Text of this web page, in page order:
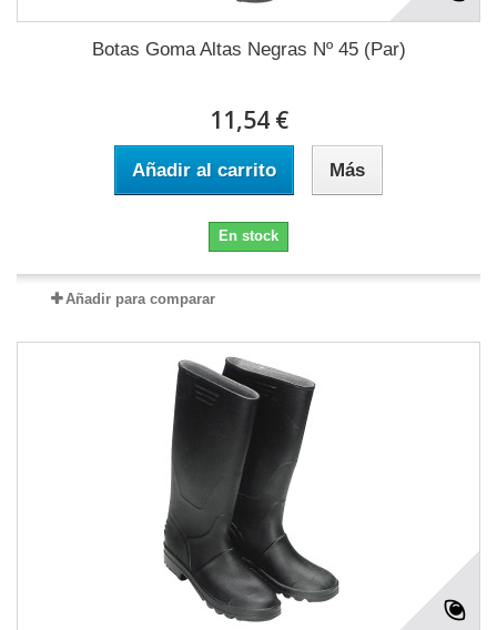
Botas Goma Altas Negras Nº 45 (Par)
11,54 €
Añadir al carrito Más
En stock
Añadir para comparar